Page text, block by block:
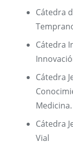
Cátedra
Cátedra
Cátedra
Medicina.
Cátedra
Vial